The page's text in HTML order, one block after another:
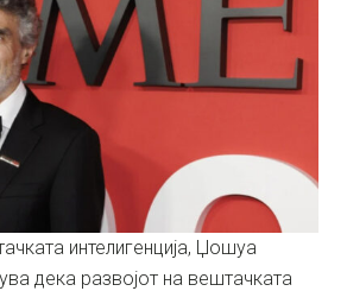
интелигенција, Џошуа
дека развојот на вештачката